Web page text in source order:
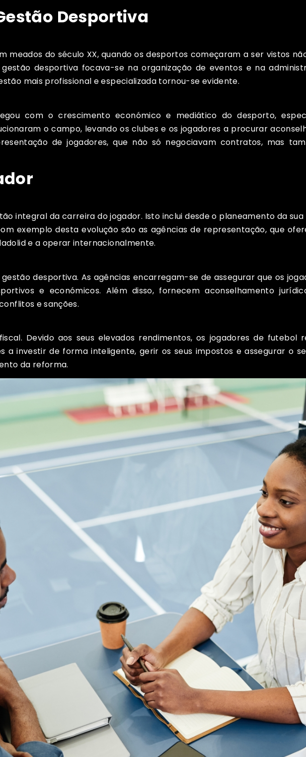
Desportiva
do século XX, quando os desportos começaram a ser vistos
desportiva focava-se na organização de eventos e na
mais profissional e especializada tornou-se evidente.
com o crescimento económico e mediático do desporto,
o campo, levando os clubes e os jogadores a procurar
de jogadores, que não só negociavam contratos, mas
integral da carreira do jogador. Isto inclui desde o planeamento da
exemplo desta evolução são as agências de representação, que
e a operar internacionalmente.
desportiva. As agências encarregam-se de assegurar que os
e económicos. Além disso, fornecem aconselhamento
e sanções.
Devido aos seus elevados rendimentos, os jogadores de futebol
a investir de forma inteligente, gerir os seus impostos e assegurar o
da reforma.